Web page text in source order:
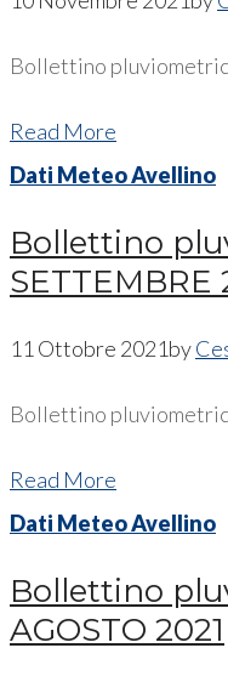
Bollettino
Read More
Dati Meteo Avellino
Bollettino
SETTEMBRE
11 Ottobre 2021by
Bollettino
Read More
Dati Meteo Avellino
Bollettino
AGOSTO 2021